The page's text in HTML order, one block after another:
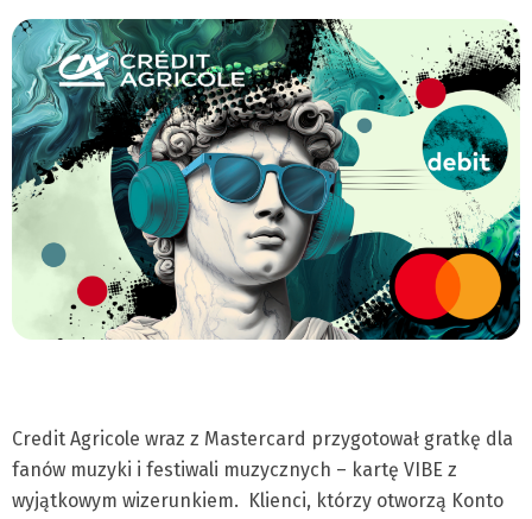
Credit Agricole wraz z Mastercard przygotował gratkę dla
fanów muzyki i festiwali muzycznych – kartę VIBE z
wyjątkowym wizerunkiem. Klienci, którzy otworzą Konto